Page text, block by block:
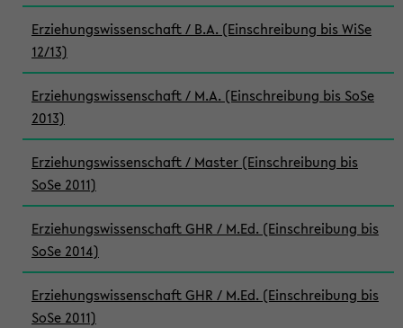
Erziehungswissenschaft / B.A. (Einschreibung bis WiSe
12/13)
Erziehungswissenschaft / M.A. (Einschreibung bis SoSe
2013)
Erziehungswissenschaft / Master (Einschreibung bis
SoSe 2011)
Erziehungswissenschaft GHR / M.Ed. (Einschreibung bis
SoSe 2014)
Erziehungswissenschaft GHR / M.Ed. (Einschreibung bis
SoSe 2011)